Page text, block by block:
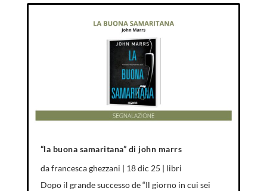
“la buona samaritana” di john marrs
dafrancesca ghezzani | 18 dic 25 | libri
Dopo il grande successo de “Il giorno in cui sei